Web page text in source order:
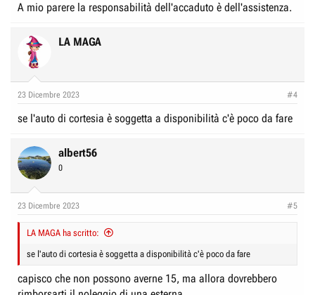
A mio parere la responsabilità dell'accaduto è dell'assistenza.
LA MAGA
23 Dicembre 2023 #4
se l'auto di cortesia è soggetta a disponibilità c'è poco da fare
albert56
0
23 Dicembre 2023 #5
LA MAGA ha scritto:
se l'auto di cortesia è soggetta a disponibilità c'è poco da fare
capisco che non possono averne 15, ma allora dovrebbero